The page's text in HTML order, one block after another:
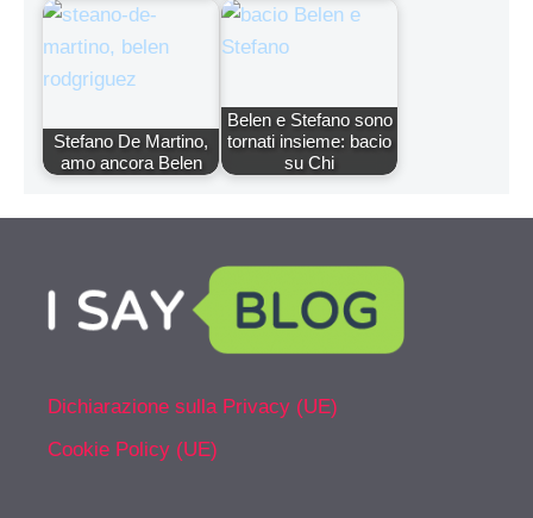
Stefano De Martino,
amo ancora Belen
Belen e Stefano sono
tornati insieme: bacio
su Chi
Dichiarazione sulla Privacy (UE)
Cookie Policy (UE)